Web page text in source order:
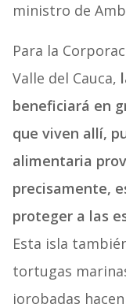
ministro de
Para la
Valle del Cauca,
beneficiará en
que viven allí,
alimentaria
precisamente,
proteger a las
Esta isla
tortugas
jorobadas